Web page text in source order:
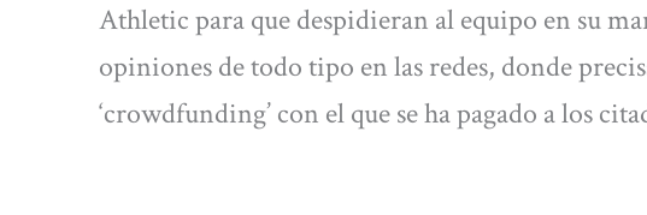
Athletic para que despidieran al equipo en su
opiniones de todo tipo en las redes, donde
‘crowdfunding’ con el que se ha pagado a los